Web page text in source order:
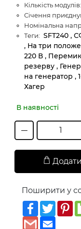
Кількість модулів:
Січення
Номінальна
Теги: SFT240 ,
, На три
220 В ,
резерву ,
на генератор ,
Хагер
В наявності
Поширити у
Facebook
Gmail